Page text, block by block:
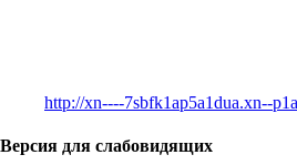
http://xn----7sbfk1ap5a1dua.xn--
Версия для слабовидящих